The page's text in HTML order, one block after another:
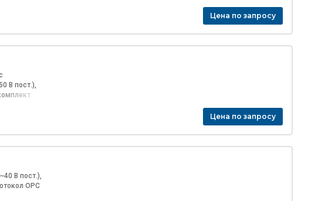
Цена по запросу
В пост.),
Цена по запросу
В пост.),
OPC